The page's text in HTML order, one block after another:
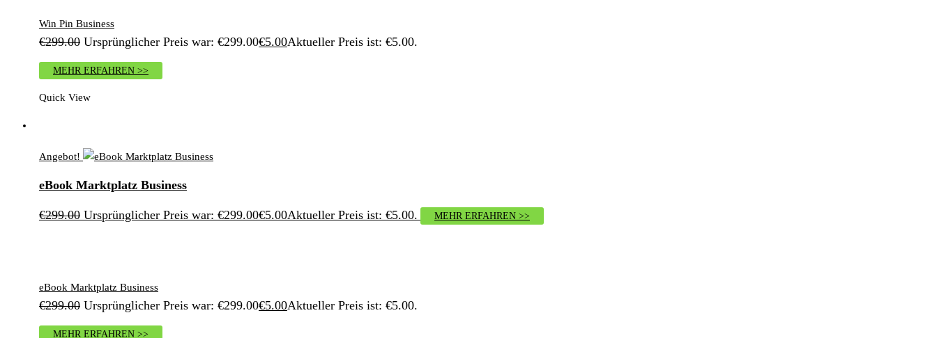
Win Pin Business
€299.00 Ursprünglicher Preis war: €299.00€5.00Aktueller Preis ist: €5.00.
MEHR ERFAHREN >>
Quick View
Angebot!
eBook Marktplatz Business
€299.00 Ursprünglicher Preis war: €299.00€5.00Aktueller Preis ist: €5.00. MEHR ERFAHREN >>
eBook Marktplatz Business
€299.00 Ursprünglicher Preis war: €299.00€5.00Aktueller Preis ist: €5.00.
MEHR ERFAHREN >>